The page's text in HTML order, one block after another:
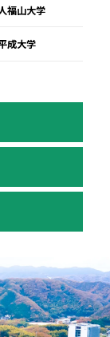
福山大学
成大学